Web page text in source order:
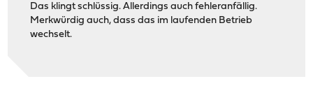
Das klingt schlüssig. Allerdings auch fehleranfällig.
Merkwürdig auch, dass das im laufenden Betrieb
wechselt.